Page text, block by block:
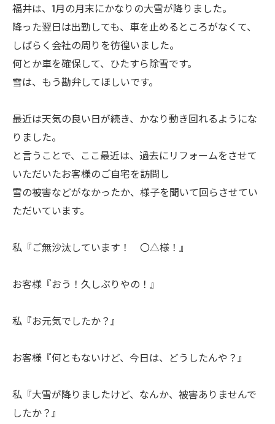
福井は、1月の月末にかなりの大雪が降りました。
降った翌日は出勤しても、車を止めるところがなくて、
しばらく会社の周りを彷徨いました。
何とか車を確保して、ひたすら除雪です。
雪は、もう勘弁してほしいです。
最近は天気の良い日が続き、かなり動き回れるようにな
りました。
と言うことで、ここ最近は、過去にリフォームをさせて
いただいたお客様のご自宅を訪問し
雪の被害などがなかったか、様子を聞いて回らさせてい
ただいています。
私『ご無沙汰しています！ 〇△様！』
お客様『おう！久しぶりやの！』
私『お元気でしたか？』
お客様『何ともないけど、今日は、どうしたんや？』
私『大雪が降りましたけど、なんか、被害ありませんで
したか？』